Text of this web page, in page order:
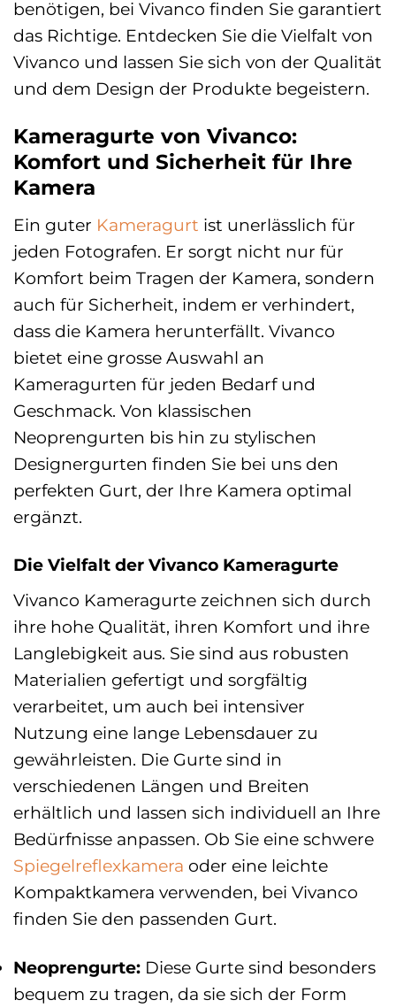
benötigen, bei Vivanco finden Sie garantiert
das Richtige. Entdecken Sie die Vielfalt von
Vivanco und lassen Sie sich von der Qualität
und dem Design der Produkte begeistern.
Kameragurte von Vivanco:
Komfort und Sicherheit für Ihre
Kamera
Ein guter Kameragurt ist unerlässlich für
jeden Fotografen. Er sorgt nicht nur für
Komfort beim Tragen der Kamera, sondern
auch für Sicherheit, indem er verhindert,
dass die Kamera herunterfällt. Vivanco
bietet eine grosse Auswahl an
Kameragurten für jeden Bedarf und
Geschmack. Von klassischen
Neoprengurten bis hin zu stylischen
Designergurten finden Sie bei uns den
perfekten Gurt, der Ihre Kamera optimal
ergänzt.
Die Vielfalt der Vivanco Kameragurte
Vivanco Kameragurte zeichnen sich durch
ihre hohe Qualität, ihren Komfort und ihre
Langlebigkeit aus. Sie sind aus robusten
Materialien gefertigt und sorgfältig
verarbeitet, um auch bei intensiver
Nutzung eine lange Lebensdauer zu
gewährleisten. Die Gurte sind in
verschiedenen Längen und Breiten
erhältlich und lassen sich individuell an Ihre
Bedürfnisse anpassen. Ob Sie eine schwere
Spiegelreflexkamera oder eine leichte
Kompaktkamera verwenden, bei Vivanco
finden Sie den passenden Gurt.
Neoprengurte: Diese Gurte sind besonders
bequem zu tragen, da sie sich der Form